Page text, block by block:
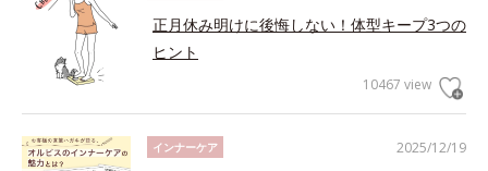
正月休み明けに後悔しない！体型キープ3つの
ヒント
10467 view
2025/12/19
インナーケア